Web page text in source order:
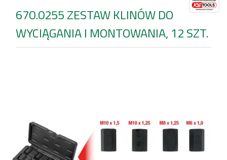
670.0255ZESTAW KLINÓW DO
WYCIĄGANIA I MONTOWANIA, 12 SZT.